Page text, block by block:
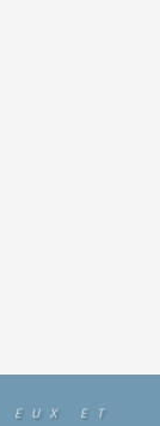
EUX ET